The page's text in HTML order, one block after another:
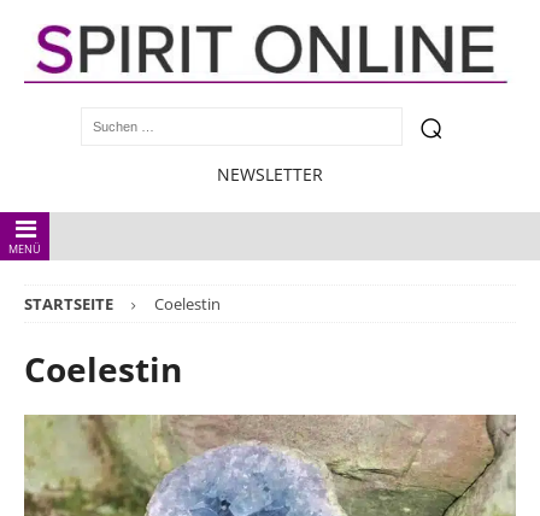
NEWSLETTER
MENÜ
STARTSEITE Coelestin
Coelestin